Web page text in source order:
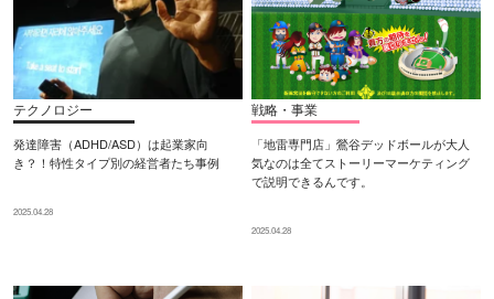
テクノロジー
発達障害（ADHD/ASD）は起業家向
き？！特性タイプ別の経営者たち事例
2025.04.28
戦略・事業
「地雷専門店」鶯谷デッドボールが大人
気なのは全てストーリーマーケティング
で説明できるんです。
2025.04.28